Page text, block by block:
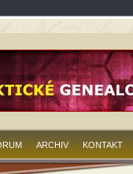
ARCHIV KONTAKT